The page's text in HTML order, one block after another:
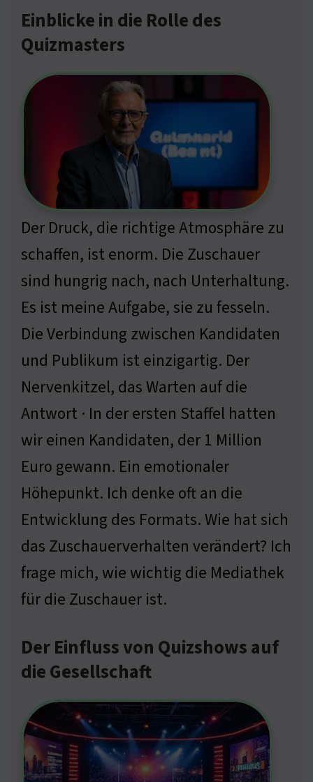
Einblicke in die Rolle des
Quizmasters
Der Druck, die richtige Atmosphäre zu
schaffen, ist enorm. Die Zuschauer
sind hungrig nach, nach Unterhaltung.
Es ist meine Aufgabe, sie zu fesseln.
Die Verbindung zwischen Kandidaten
und Publikum ist einzigartig. Der
Nervenkitzel, das Warten auf die
Antwort · In der ersten Staffel hatten
wir einen Kandidaten, der 1 Million
Euro gewann. Ein emotionaler
Höhepunkt. Ich denke oft an die
Entwicklung des Formats. Wie hat sich
das Zuschauerverhalten verändert? Ich
frage mich, wie wichtig die Mediathek
für die Zuschauer ist.
Der Einfluss von Quizshows auf
die Gesellschaft